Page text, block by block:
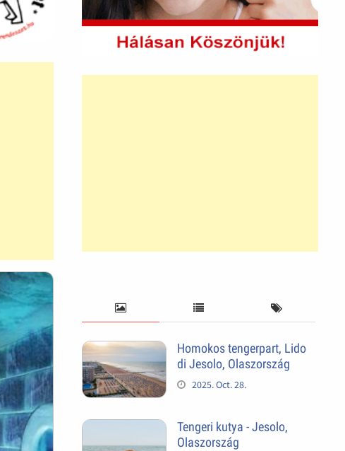
Homokos tengerpart, Lido
di Jesolo, Olaszország
2025. Oct. 28.
Tengeri kutya - Jesolo,
Olaszország